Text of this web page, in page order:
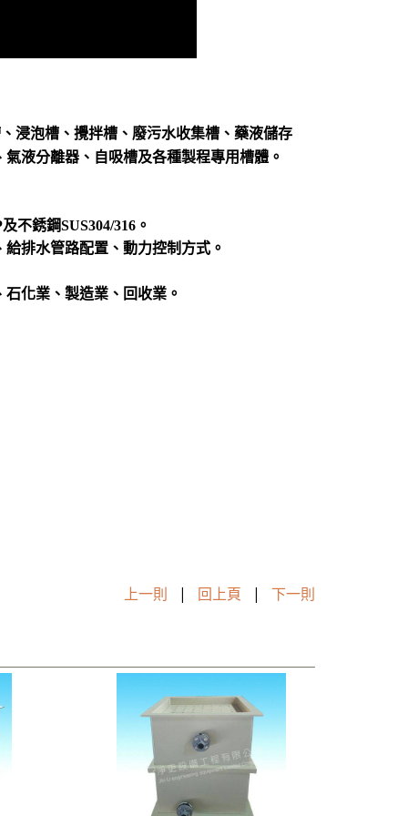
浸泡槽、攪拌槽、廢污水收集槽、藥液儲存
液分離器、自吸槽及各種製程專用槽體。
不銹鋼SUS304/316。
排水管路配置、動力控制方式。
化業、製造業、回收業。
上一則 | 回上頁 | 下一則